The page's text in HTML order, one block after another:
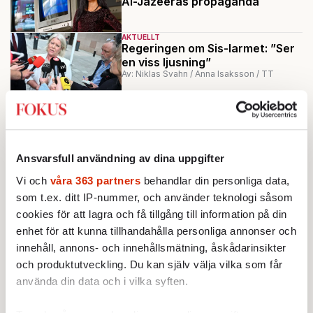
Ansvarsfull användning av dina uppgifter
Vi och våra 363 partners behandlar din personliga data,
som t.ex. ditt IP-nummer, och använder teknologi såsom
cookies för att lagra och få tillgång till information på din
enhet för att kunna tillhandahålla personliga annonser och
innehåll, annons- och innehållsmätning, åskådarinsikter
och produktutveckling. Du kan själv välja vilka som får
använda din data och i vilka syften.
AKTUELLT
Regeringen om Sis-larmet: ”Ser
en viss ljusning”
Av: Niklas Svahn / Anna Isaksson / TT
Larmet: Fullt på Sis – barn kan
KRÖNIKA
Sofie Löwenmark:
blottar värderingsskillnaderna vi
inte talar om
Ladda fler
Mest lästa